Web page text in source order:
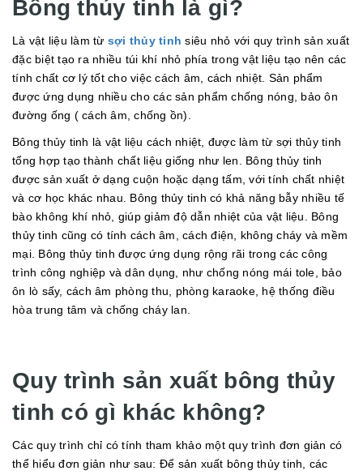
Bông thủy tinh là gì?
Là vật liệu làm từ sợi thủy tinh siêu nhỏ với quy trình sản xuất
đặc biệt tạo ra nhiều túi khí nhỏ phía trong vật liệu tạo nên các
tính chất cơ lý tốt cho việc cách âm, cách nhiệt. Sản phẩm
được ứng dụng nhiều cho các sản phẩm chống nóng, bảo ôn
đường ống ( cách âm, chống ồn).
Bông thủy tinh là vật liệu cách nhiệt, được làm từ sợi thủy tinh
tổng hợp tạo thành chất liệu giống như len. Bông thủy tinh
được sản xuất ở dạng cuộn hoặc dạng tấm, với tính chất nhiệt
và cơ học khác nhau. Bông thủy tinh có khả năng bẫy nhiều tế
bào không khí nhỏ, giúp giảm độ dẫn nhiệt của vật liệu. Bông
thủy tinh cũng có tính cách âm, cách điện, không cháy và mềm
mại. Bông thủy tinh được ứng dụng rộng rãi trong các công
trình công nghiệp và dân dụng, như chống nóng mái tole, bảo
ôn lò sấy, cách âm phòng thu, phòng karaoke, hệ thống điều
hòa trung tâm và chống cháy lan.
Quy trình sản xuất bông thủy
tinh có gì khác không?
Các quy trình chỉ có tính tham khảo một quy trình đơn giản có
thể hiểu đơn giản như sau: Để sản xuất bông thủy tinh, các